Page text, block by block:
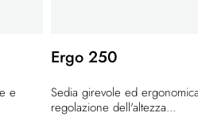
e
Ergo 250
Sedia girevole ed
regolazione dell'altezza...